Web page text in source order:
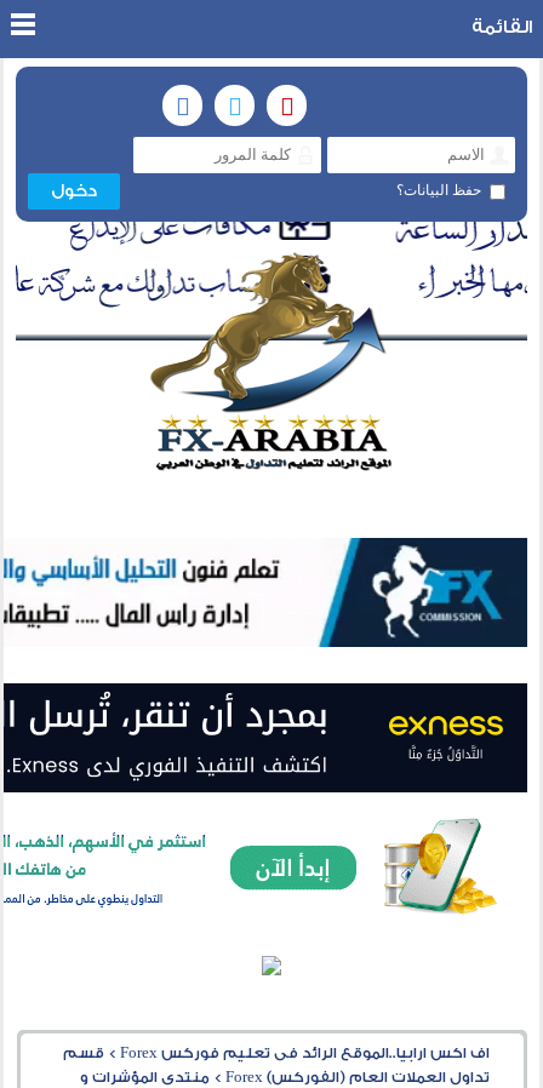
حفظ البيانات؟
القائمة
اف اكس ارابيا..الموقع الرائد فى تعليم فوركس Forex > قسم
تداول العملات العام (الفوركس) Forex
> منتدى المؤشرات و